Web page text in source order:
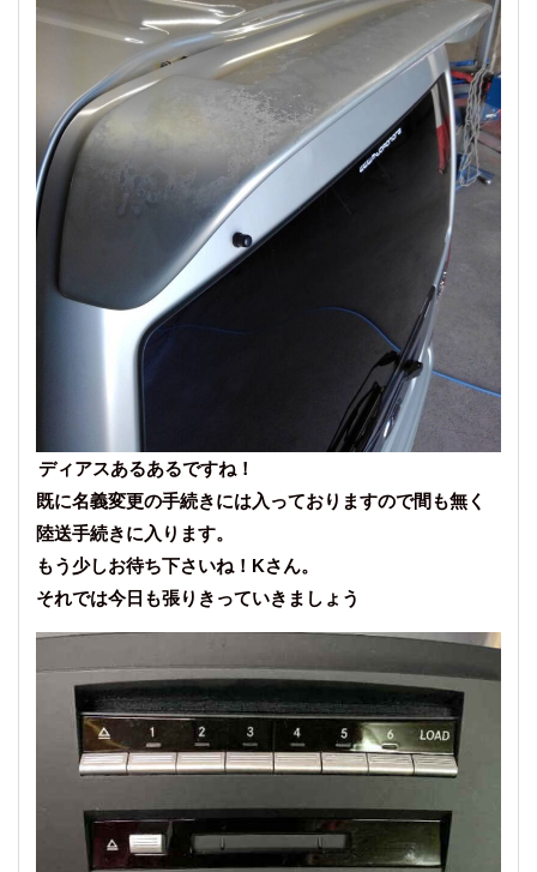
ディアスあるあるですね！
既に名義変更の手続きには入っておりますので間も無く
陸送手続きに入ります。
もう少しお待ち下さいね！Kさん。
それでは今日も張りきっていきましょう